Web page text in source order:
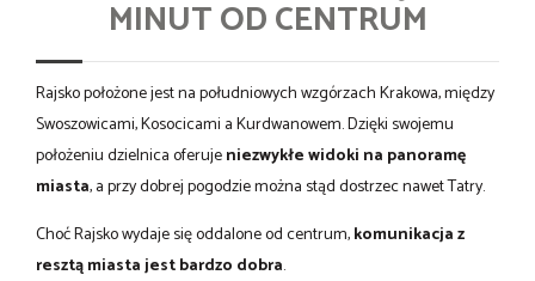
MINUT OD CENTRUM
Rajsko położone jest na południowych wzgórzach Krakowa, między
Swoszowicami, Kosocicami a Kurdwanowem. Dzięki swojemu
położeniu dzielnica oferujeniezwykłe widoki na panoramę
miasta, a przy dobrej pogodzie można stąd dostrzec nawet Tatry.
Choć Rajsko wydaje się oddalone od centrum,komunikacja z
resztą miasta jest bardzo dobra.